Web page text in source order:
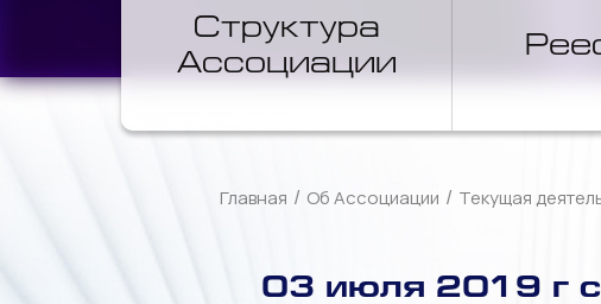
Структура
Ассоциации
Главная / Об Ассоциации / Текущая
03 июля 2019 г